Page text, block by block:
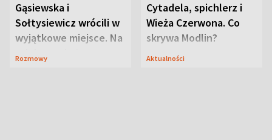
Gąsiewska i
Sołtysiewicz wrócili w
wyjątkowe miejsce. Na
szlaku czekał
Rozmowy
Cytadela, spichlerz i
Wieża Czerwona. Co
skrywa Modlin?
Aktualności